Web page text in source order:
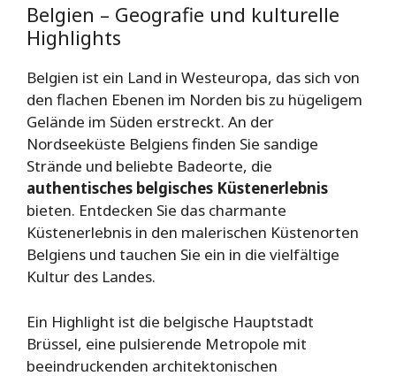
Belgien – Geografie und kulturelle
Highlights
Belgien ist ein Land in Westeuropa, das sich von
den flachen Ebenen im Norden bis zu hügeligem
Gelände im Süden erstreckt. An der
Nordseeküste Belgiens finden Sie sandige
Strände und beliebte Badeorte, die
authentisches belgisches Küstenerlebnis
bieten. Entdecken Sie das charmante
Küstenerlebnis in den malerischen Küstenorten
Belgiens und tauchen Sie ein in die vielfältige
Kultur des Landes.
Ein Highlight ist die belgische Hauptstadt
Brüssel, eine pulsierende Metropole mit
beeindruckenden architektonischen